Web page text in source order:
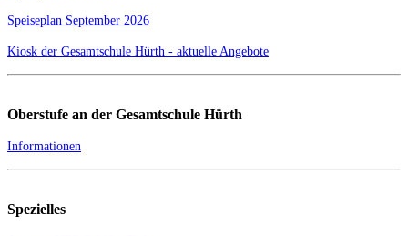
Speiseplan September 2026
Kiosk der Gesamtschule Hürth - aktuelle Angebote
Oberstufe an der Gesamtschule Hürth
Informationen
Spezielles